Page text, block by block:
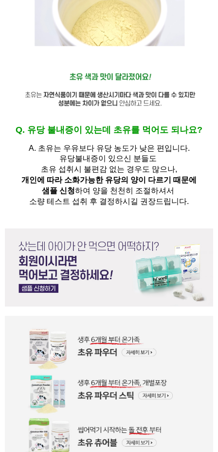
Q. 유당 불내증이 있는데 초유를 먹어도 되나요?
A. 초유는 우유보다 유당 농도가 낮은 편입니다.
유당불내증이 있으신 분들도
초유 섭취시 불편감 없는 경우도 많으나,
개인에 따라 소화가능한 유당의 양이 다르기 때문에
샘플 신청하여 양을 천천히 조절하셔서
소량 테스트 섭취 후 결정하시길 권장드립니다.